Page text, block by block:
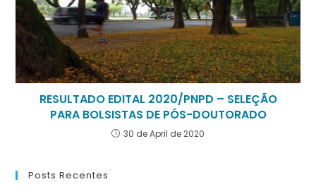
RESULTADO EDITAL 2020/PNPD – SELEÇÃO
PARA BOLSISTAS DE PÓS-DOUTORADO
30 de April de 2020
Posts Recentes